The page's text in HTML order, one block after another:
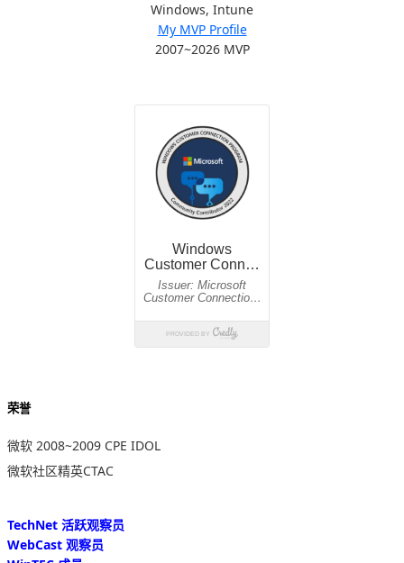
Windows, Intune
My MVP Profile
2007~2026 MVP
荣誉
微软 2008~2009 CPE IDOL
微软社区精英CTAC
TechNet 活跃观察员
WebCast 观察员